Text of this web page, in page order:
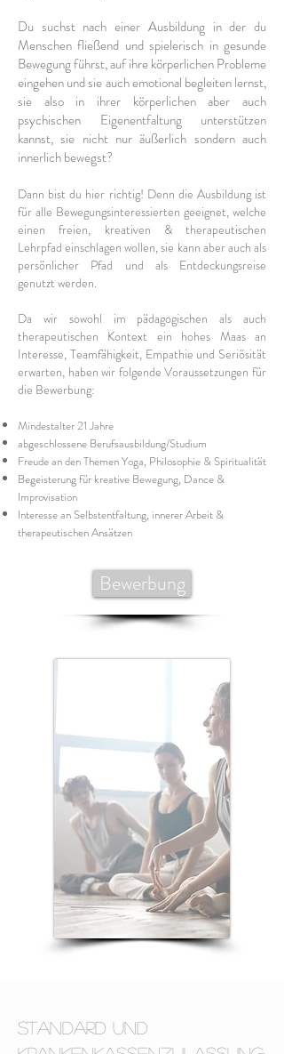
Du suchst nach einer Ausbildung in der du
Menschen fließend und spielerisch in gesunde
Bewegung führst, auf ihre körperlichen Probleme
eingehen und sie auch emotional begleiten lernst,
sie also in ihrer körperlichen aber auch
psychischen Eigenentfaltung unterstützen
kannst, sie nicht nur äußerlich sondern auch
innerlich bewegst?
Dann bist du hier richtig! Denn die Ausbildung ist
für alle Bewegungsinteressierten geeignet, welche
einen freien, kreativen & therapeutischen
Lehrpfad einschlagen wollen, sie kann aber auch als
persönlicher Pfad und als Entdeckungsreise
genutzt werden.
Da wir sowohl im pädagogischen als auch
therapeutischen Kontext ein hohes Maas an
Interesse, Teamfähigkeit, Empathie und Seriösität
erwarten, haben wir folgende Voraussetzungen für
die Bewerbung:
Mindestalter 21 Jahre
abgeschlossene Berufsausbildung/Studium
Freude an den Themen Yoga, Philosophie & Spiritualität
Begeisterung für kreative Bewegung, Dance &
Improvisation
Interesse an Selbstentfaltung, innerer Arbeit &
therapeutischen Ansätzen
Bewerbung
Standard und